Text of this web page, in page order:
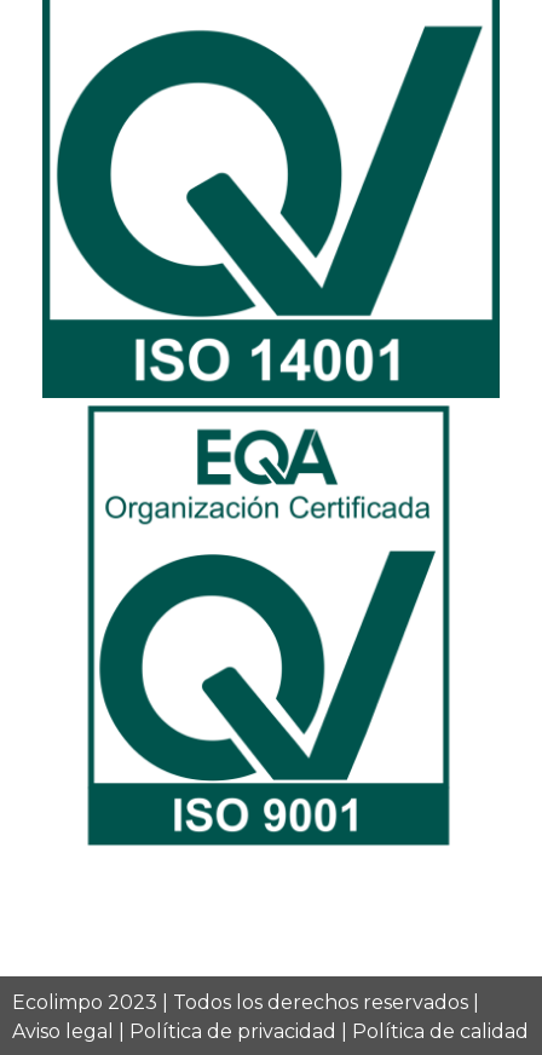
Ecolimpo 2023 | Todos los derechos reservados |
Aviso legal
Política de privacidad Política de calidad